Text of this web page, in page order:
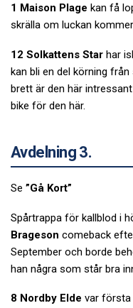
1 Maison Plage kan få
skrälla om luckan
12 Solkattens Star har
kan bli en del körning
brett är den här
bike för den här.
Avdelning 3.
Se ”Gå Kort”
Spårtrappa för kallblod i
Brageson comeback
September och borde
han några som står bra
8 Nordby Elde var första